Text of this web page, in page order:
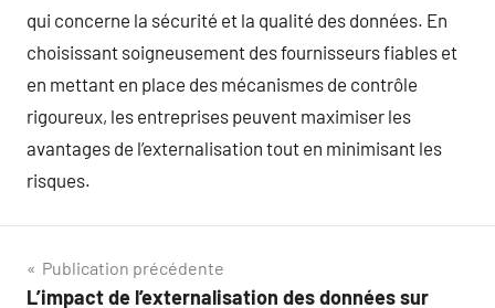
qui concerne la sécurité et la qualité des données. En
choisissant soigneusement des fournisseurs fiables et
en mettant en place des mécanismes de contrôle
rigoureux, les entreprises peuvent maximiser les
avantages de l’externalisation tout en minimisant les
risques.
Navigation
Publication précédente
L’impact de l’externalisation des données sur